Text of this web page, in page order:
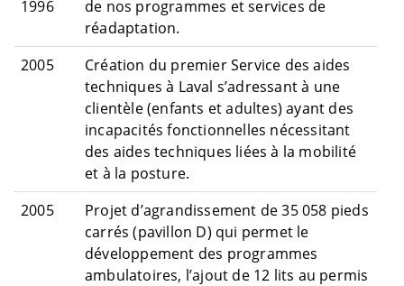
1996
de nos programmes et services de
réadaptation.
2005
Création du premier Service des aides
techniques à Laval s’adressant à une
clientèle (enfants et adultes) ayant des
incapacités fonctionnelles nécessitant
des aides techniques liées à la mobilité
et à la posture.
2005
Projet d’agrandissement de 35 058 pieds
carrés (pavillon D) qui permet le
développement des programmes
ambulatoires, l’ajout de 12 lits au permis